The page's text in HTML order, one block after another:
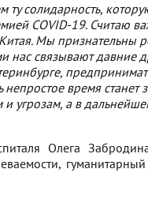
солидарность,
COVID-19. Считаю
Мы признательны
нас связывают давние
непростое время
угрозам, а в
Олега